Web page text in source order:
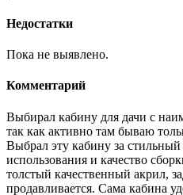
Недостатки
Пока не выявлено.
Комментарий
Выбирал кабину для дачи с
так как активно там бываю
Выбрал эту кабину за
использования и качество
толстый качественный акрил,
продавливается. Сама кабина